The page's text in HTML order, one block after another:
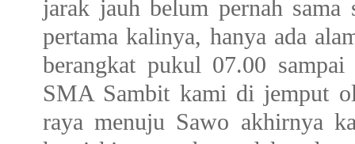
jarak jauh belum pernah
pertama kalinya, hanya ada
berangkat pukul 07.00
SMA Sambit kami di jemput
raya menuju Sawo akhirnya